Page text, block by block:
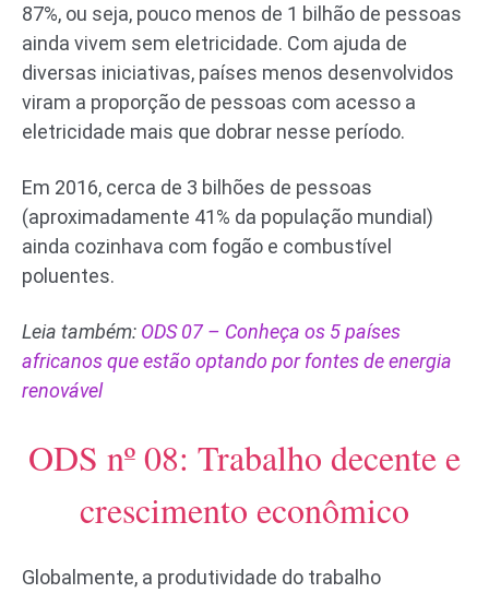
87%, ou seja, pouco menos de 1 bilhão de pessoas
ainda vivem sem eletricidade. Com ajuda de
diversas iniciativas, países menos desenvolvidos
viram a proporção de pessoas com acesso a
eletricidade mais que dobrar nesse período.
Em 2016, cerca de 3 bilhões de pessoas
(aproximadamente 41% da população mundial)
ainda cozinhava com fogão e combustível
poluentes.
Leia também: ODS 07 – Conheça os 5 países
africanos que estão optando por fontes de energia
renovável
ODS nº 08: Trabalho decente e
crescimento econômico
Globalmente, a produtividade do trabalho